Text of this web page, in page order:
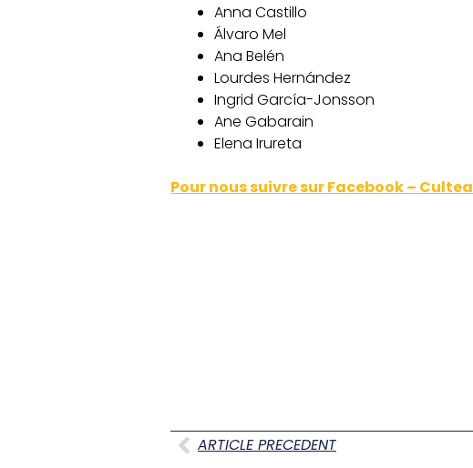
Anna Castillo
Álvaro Mel
Ana Belén
Lourdes Hernández
Ingrid García-Jonsson
Ane Gabarain
Elena Irureta
Pour nous suivre sur Facebook – Cultea
ARTICLE PRECEDENT